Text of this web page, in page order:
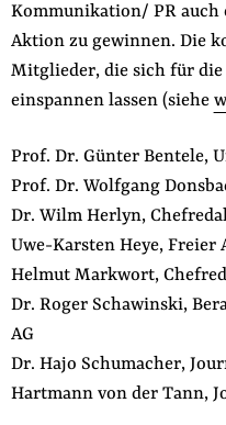
Kommunikation/ PR
Aktion zu gewinnen. Die
Mitglieder, die sich für die
einspannen lassen (siehe
Prof. Dr. Günter Bentele,
Prof. Dr. Wolfgang
Dr. Wilm Herlyn,
Uwe-Karsten Heye,
Helmut Markwort,
Dr. Roger Schawinski,
AG
Dr. Hajo Schumacher,
Hartmann von der Tann,